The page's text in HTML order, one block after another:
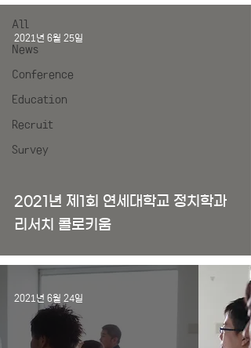
All
News
Conference
Education
Recruit
Survey
2021년 제1회 연세대학교 정치학과
리서치 콜로키움
2021년 6월 25일
2021년 6월 24일